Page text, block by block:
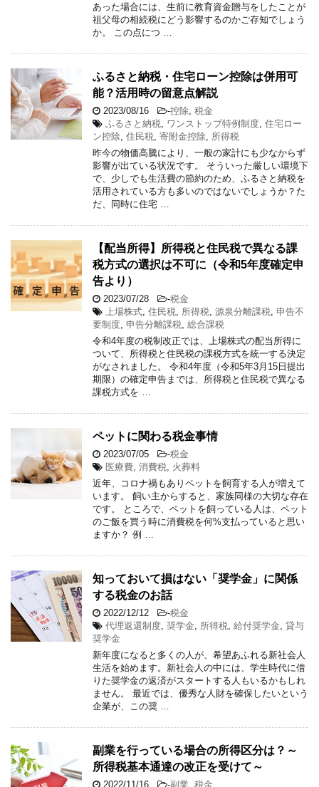
あった場合には、生前に教育資金贈与をしたことが
祖父母の相続税にどう影響するのかご存知でしょう
か。 この点につ …
ふるさと納税・住宅ローン控除は併用可
能？活用時の留意点解説
2023/08/16 -控除 税金
ふるさと納税
ワンストップ特例制度 住宅ロー
ン控除 住民税 寄附金控除 所得税
昨今の物価高騰により、一般の家計にも少なからず
影響が出ている状況です。 そういった厳しい環境下
で、少しでも生活費の節約のため、ふるさと納税を
活用されている方も多いのではないでしょうか？た
だ、同時に住宅 …
【配当所得】所得税と住民税で異なる課
税方式の選択は不可に（令和5年度確定申
告より）
2023/07/28 -税金
上場株式 住民税 所得税 源泉分離課税 申告不
要制度 申告分離課税 総合課税
令和4年度の税制改正では、上場株式の配当所得に
ついて、所得税と住民税の課税方式を統一する決定
がなされました。 令和4年度（令和5年3月15日提出
期限）の確定申告までは、所得税と住民税で異なる
課税方式を …
ペットに関わる税金事情
2023/07/05 -税金
医療費 消費税
火葬料
近年、コロナ禍もありペットを飼育する人が増えて
います。 飼い主からすると、家族同様の大切な存在
です。 ところで、ペットを飼っている人は、ペット
のご飯を買う時に消費税を何%支払っていると思い
ますか？ 例 …
知っておいて損はない「奨学金」に関係
する税金のお話
2022/12/12 -税金
代理返還制度 奨学金 所得税 給付奨学金 貸与
奨学金
新年度になると多くの人が、希望あふれる新社会人
生活を始めます。新社会人の中には、学生時代に借
りた奨学金の返済がスタートする人もいるかもしれ
ません。 最近では、優秀な人財を確保したいという
企業が、この奨 …
副業を行っている場合の所得区分は？～
所得税基本通達の改正を受けて～
2022/11/16 -副業 税金